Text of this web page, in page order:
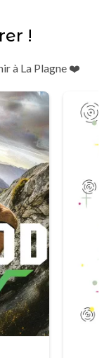
!
à La Plagne ❤️